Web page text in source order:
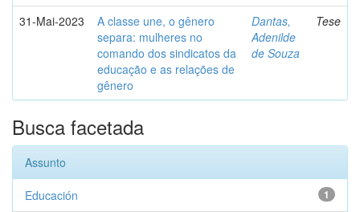
31-Mai-2023
A classe une, o gênero
separa: mulheres no
comando dos sindicatos da
educação e as relações de
gênero
Dantas,
Adenilde
de Souza
Tese
Busca facetada
Assunto
1
Educación